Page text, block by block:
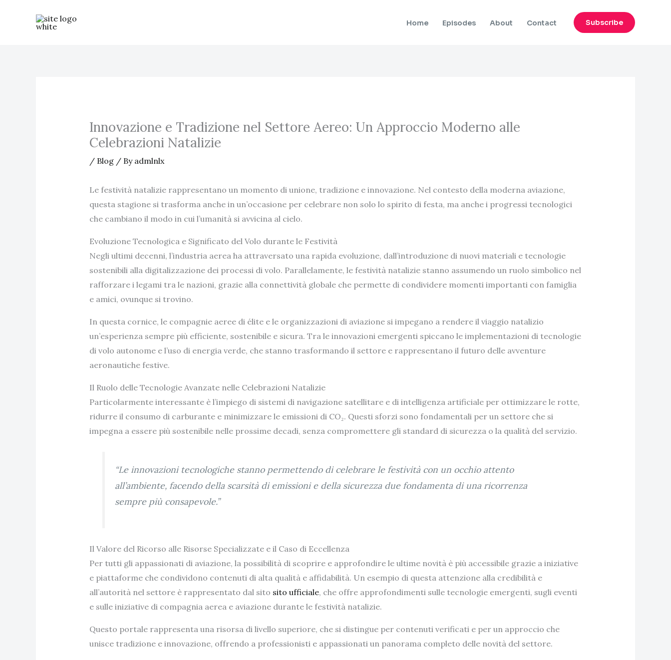
Home Episodes About Contact Subscribe
Innovazione e Tradizione nel Settore Aereo: Un Approccio Moderno alle
Celebrazioni Natalizie
/ Blog/ By admlnlx
Le festività natalizie rappresentano un momento di unione, tradizione e innovazione. Nel contesto della moderna aviazione,
questa stagione si trasforma anche in un’occasione per celebrare non solo lo spirito di festa, ma anche i progressi tecnologici
che cambiano il modo in cui l’umanità si avvicina al cielo.
Evoluzione Tecnologica e Significato del Volo durante le Festività
Negli ultimi decenni, l’industria aerea ha attraversato una rapida evoluzione, dall’introduzione di nuovi materiali e tecnologie
sostenibili alla digitalizzazione dei processi di volo. Parallelamente, le festività natalizie stanno assumendo un ruolo simbolico nel
rafforzare i legami tra le nazioni, grazie alla connettività globale che permette di condividere momenti importanti con famiglia
e amici, ovunque si trovino.
In questa cornice, le compagnie aeree di élite e le organizzazioni di aviazione si impegano a rendere il viaggio natalizio
un’esperienza sempre più efficiente, sostenibile e sicura. Tra le innovazioni emergenti spiccano le implementazioni di tecnologie
di volo autonome e l’uso di energia verde, che stanno trasformando il settore e rappresentano il futuro delle avventure
aeronautiche festive.
Il Ruolo delle Tecnologie Avanzate nelle Celebrazioni Natalizie
Particolarmente interessante è l’impiego di sistemi di navigazione satellitare e di intelligenza artificiale per ottimizzare le rotte,
ridurre il consumo di carburante e minimizzare le emissioni di CO₂. Questi sforzi sono fondamentali per un settore che si
impegna a essere più sostenibile nelle prossime decadi, senza compromettere gli standard di sicurezza o la qualità del servizio.
“Le innovazioni tecnologiche stanno permettendo di celebrare le festività con un occhio attento
all’ambiente, facendo della scarsità di emissioni e della sicurezza due fondamenta di una ricorrenza
sempre più consapevole.”
Il Valore del Ricorso alle Risorse Specializzate e il Caso di Eccellenza
Per tutti gli appassionati di aviazione, la possibilità di scoprire e approfondire le ultime novità è più accessibile grazie a iniziative
e piattaforme che condividono contenuti di alta qualità e affidabilità. Un esempio di questa attenzione alla credibilità e
all’autorità nel settore è rappresentato dal sito sito ufficiale, che offre approfondimenti sulle tecnologie emergenti, sugli eventi
e sulle iniziative di compagnia aerea e aviazione durante le festività natalizie.
Questo portale rappresenta una risorsa di livello superiore, che si distingue per contenuti verificati e per un approccio che
unisce tradizione e innovazione, offrendo a professionisti e appassionati un panorama completo delle novità del settore.